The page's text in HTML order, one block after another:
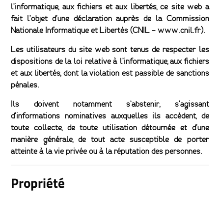
l’informatique, aux fichiers et aux libertés, ce site web a
fait l’objet d’une déclaration auprès de la Commission
Nationale Informatique et Libertés (CNIL – www.cnil.fr).
Les utilisateurs du site web sont tenus de respecter les
dispositions de la loi relative à l’informatique, aux fichiers
et aux libertés, dont la violation est passible de sanctions
pénales.
Ils doivent notamment s’abstenir, s’agissant
d’informations nominatives auxquelles ils accèdent, de
toute collecte, de toute utilisation détournée et d’une
manière générale, de tout acte susceptible de porter
atteinte à la vie privée ou à la réputation des personnes.
Propriété